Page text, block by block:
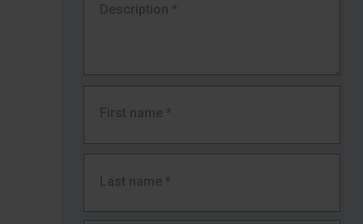
Description *
First name *
Last name *